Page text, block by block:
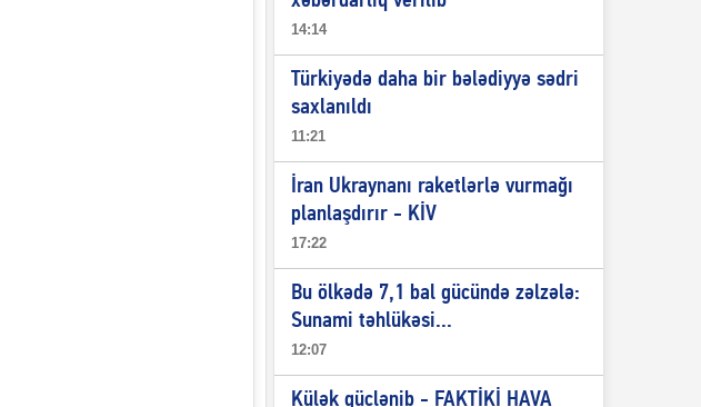
14:14
Türkiyədə daha bir bələdiyyə sədri
saxlanıldı
11:21
İran Ukraynanı raketlərlə vurmağı
planlaşdırır - KİV
17:22
Bu ölkədə 7,1 bal gücündə zəlzələ:
Sunami təhlükəsi...
12:07
Külək güclənib - FAKTİKİ HAVA